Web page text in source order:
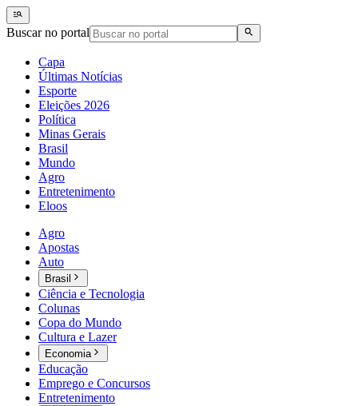
Buscar no portal
Capa
Últimas Notícias
Esporte
Eleições 2026
Política
Minas Gerais
Brasil
Mundo
Agro
Entretenimento
Eloos
Agro
Apostas
Auto
Brasil
Ciência e Tecnologia
Colunas
Copa do Mundo
Cultura e Lazer
Economia
Educação
Emprego e Concursos
Entretenimento